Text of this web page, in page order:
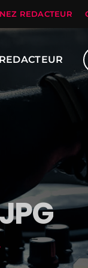
REDACTEUR